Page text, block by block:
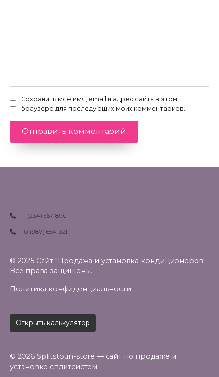
Сохранить моё имя, email и адрес сайта в этом
браузере для последующих моих комментариев.
+1 (234) 567-890
+0 (987) 654-321
© 2025 Сайт "Продажа и установка кондиционеров".
Все права защищены.
Политика конфиденциальности
Открыть калькулятор
© 2026 Splitstoun-store — сайт по продаже и
установке сплитсистем .